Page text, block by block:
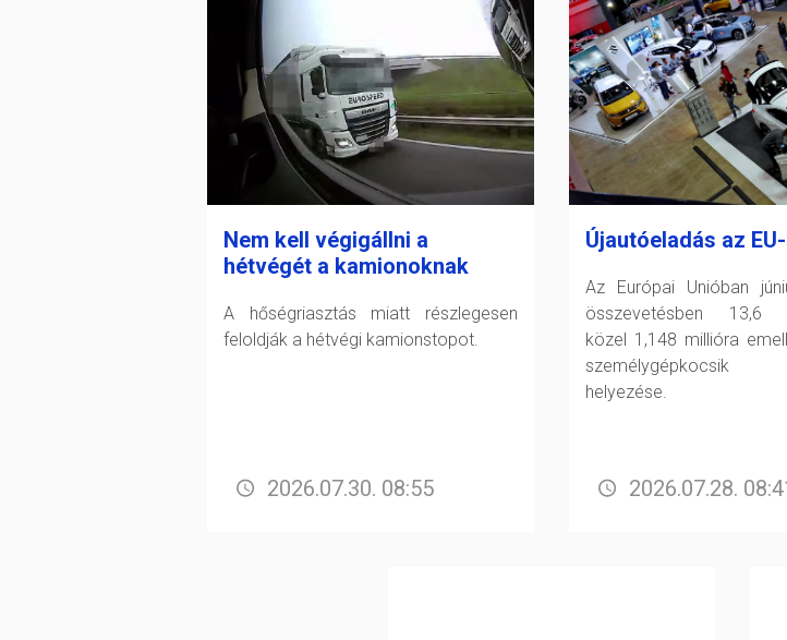
Nem kell végigállni a
hétvégét a kamionoknak
A hőségriasztás miatt részlegesen
feloldják a hétvégi kamionstopot.
2026.07.30. 08:55
Újautóeladás az
Az Európai Unióban
összevetésben 13,6
közel 1,148 millióra
személygépkocsik
helyezése.
2026.07.28.